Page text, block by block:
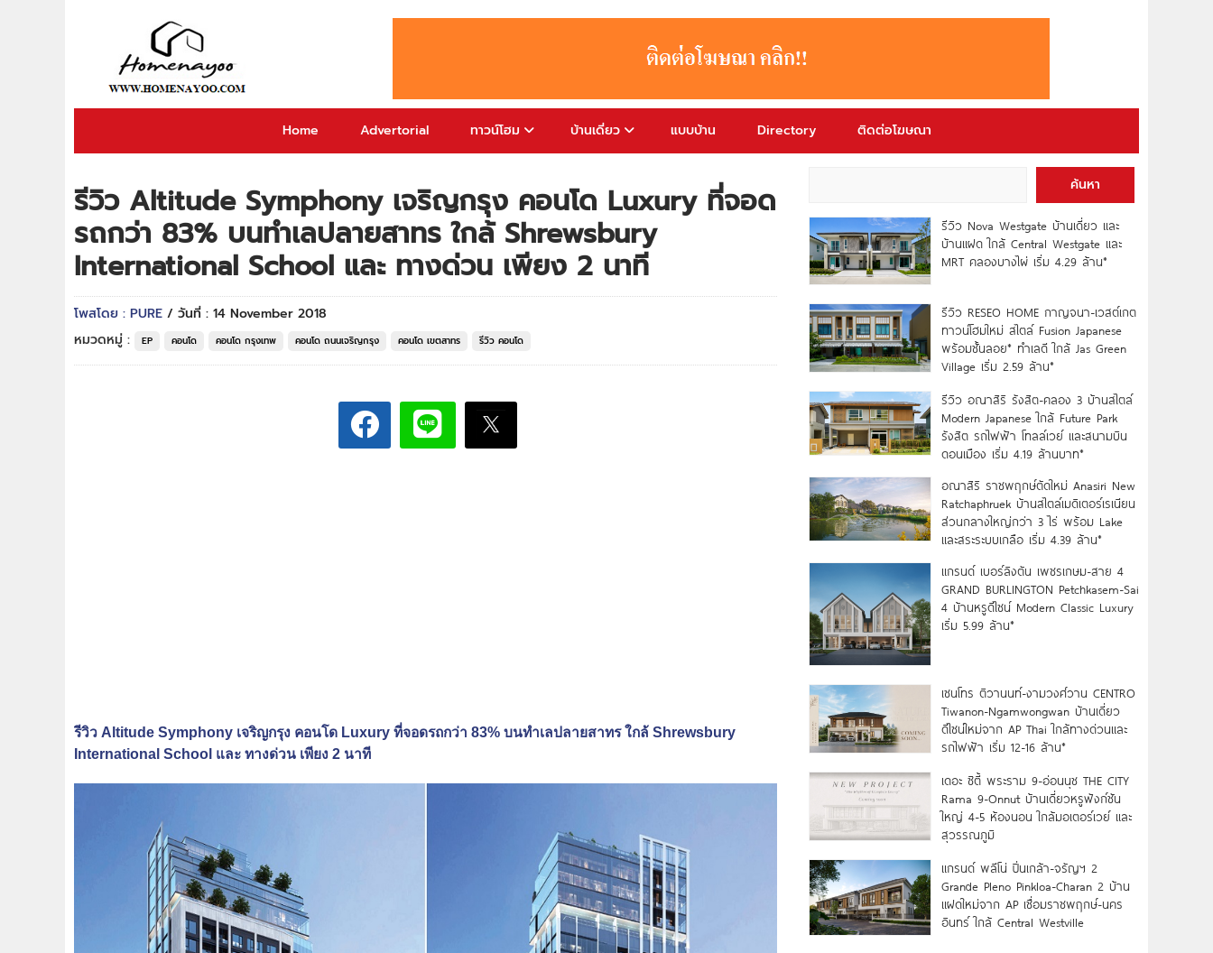
Home Advertorial ทาวน์โฮม บ้านเดี่ยว แบบบ้าน Directory ติดต่อโฆษณา
รีวิว Altitude Symphony เจริญกรุง คอนโด Luxury ที่จอด
รถกว่า 83% บนทำเลปลายสาทร ใกล้ Shrewsbury
International School และ ทางด่วน เพียง 2 นาที
โพสโดย : PURE / วันที่ : 14 November 2018
หมวดหมู่ :
EP คอนโด คอนโด กรุงเทพ คอนโด ถนนเจริญกรุง คอนโด เขตสาทร รีวิว คอนโด
รีวิว Altitude Symphony เจริญกรุง คอนโด Luxury ที่จอดรถกว่า 83% บนทำเลปลายสาทร ใกล้ Shrewsbury
International School และ ทางด่วน เพียง 2 นาที
ค้นหา
รีวิว Nova Westgate บ้านเดี่ยว และ
บ้านแฝด ใกล้ Central Westgate และ
MRT คลองบางไผ่ เริ่ม 4.29 ล้าน*
รีวิว RESEO HOME กาญจนา-เวสต์เกต
ทาวน์โฮมใหม่ สไตล์ Fusion Japanese
พร้อมชั้นลอย* ทำเลดี ใกล้ Jas Green
Village เริ่ม 2.59 ล้าน*
รีวิว อณาสิริ รังสิต-คลอง 3 บ้านสไตล์
Modern Japanese ใกล้ Future Park
รังสิต รถไฟฟ้า โทลล์เวย์ และสนามบิน
ดอนเมือง เริ่ม 4.19 ล้านบาท*
อณาสิริ ราชพฤกษ์ตัดใหม่ Anasiri New
Ratchaphruek บ้านสไตล์เมดิเตอร์เรเนียน
ส่วนกลางใหญ่กว่า 3 ไร่ พร้อม Lake
และสระระบบเกลือ เริ่ม 4.39 ล้าน*
แกรนด์ เบอร์ลิงตัน เพชรเกษม-สาย 4
GRAND BURLINGTON Petchkasem-Sai
4 บ้านหรูดีไซน์ Modern Classic Luxury
เริ่ม 5.99 ล้าน*
เซนโทร ติวานนท์-งามวงศ์วาน CENTRO
Tiwanon-Ngamwongwan บ้านเดี่ยว
ดีไซน์ใหม่จาก AP Thai ใกล้ทางด่วนและ
รถไฟฟ้า เริ่ม 12-16 ล้าน*
เดอะ ซิตี้ พระราม 9-อ่อนนุช THE CITY
Rama 9-Onnut บ้านเดี่ยวหรูฟังก์ชัน
ใหญ่ 4-5 ห้องนอน ใกล้มอเตอร์เวย์ และ
สุวรรณภูมิ
แกรนด์ พลีโน่ ปิ่นเกล้า-จรัญฯ 2
Grande Pleno Pinkloa-Charan 2 บ้าน
แฝดใหม่จาก AP เชื่อมราชพฤกษ์-นคร
อินทร์ ใกล้ Central Westville